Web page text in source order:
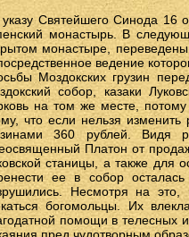
Святейшего Синода 16
монастырь. В
монастыре,
ведение
Моздокских грузин
собор, казаки
на том же месте,
что если нельзя
360 рублей. Видя
Платон от
станицы, а также для
ее в собор
Несмотря на
богомольцы. Их
помощи в телесных